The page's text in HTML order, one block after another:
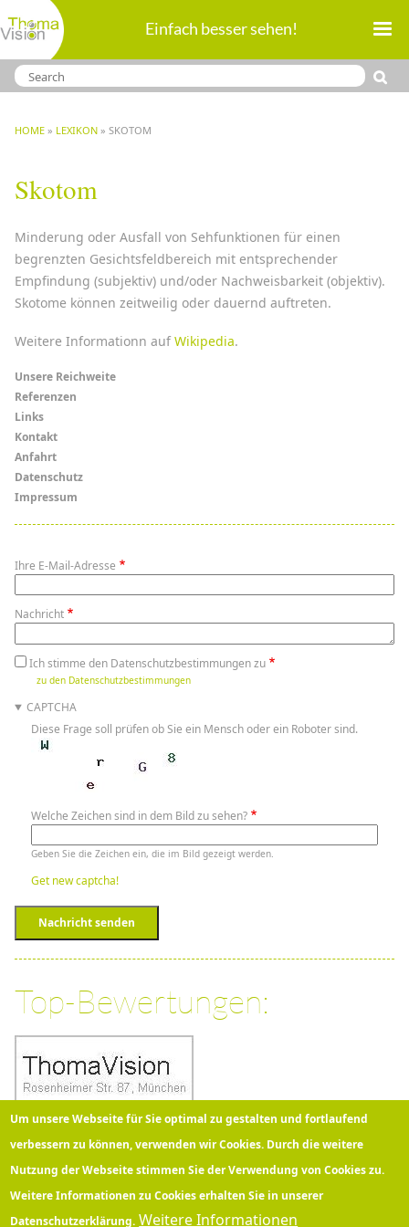
Direkt
zum
Inhalt
Einfach besser sehen!
BREADCRUMB
HOME LEXIKON SKOTOM
Skotom
Minderung oder Ausfall von Sehfunktionen für einen
begrenzten Gesichtsfeldbereich mit entsprechender
Empfindung (subjektiv) und/oder Nachweisbarkeit (objektiv).
Skotome können zeitweilig oder dauernd auftreten.
Weitere Informationn aufWikipedia.
Menü
Links
Unsere Reichweite
Referenzen
Links
Kontakt
Anfahrt
Datenschutz
Impressum
Ihre E-Mail-Adresse
Nachricht
Ich stimme den Datenschutzbestimmungen zu
zu den Datenschutzbestimmungen
CAPTCHA
Diese Frage soll prüfen ob Sie ein Mensch oder ein Roboter sind.
Welche Zeichen sind in dem Bild zu sehen?
Geben Sie die Zeichen ein, die im Bild gezeigt werden.
Get new captcha!
Nachricht senden
Top-Bewertungen:
Um unsere Webseite für Sie optimal zu gestalten und fortlaufend
verbessern zu können, verwenden wir Cookies. Durch die weitere
Nutzung der Webseite stimmen Sie der Verwendung von Cookies zu.
Weitere Informationen zu Cookies erhalten Sie in unserer
Datenschutzerklärung. Weitere Informationen